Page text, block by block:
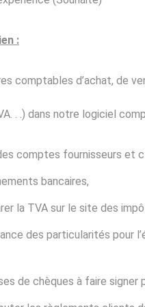
:
comptables d’achat, de
. .) dans notre logiciel
comptes fournisseurs et
bancaires,
la TVA sur le site des
des particularités pour
de chèques à faire signer